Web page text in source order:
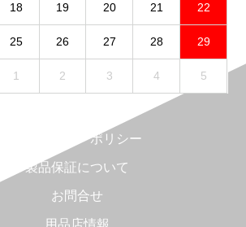
18 19 20 21 22
25 26 27 28 29
1 2 3 4 5
プライバシーポリシー
製品保証について
お問合せ